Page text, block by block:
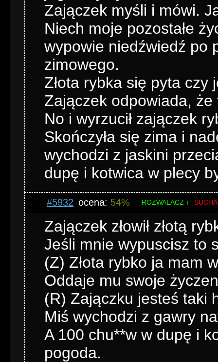
Zajączek myśli i mówi.
Niech moje pozostałe
wypowie niedźwiedź po
zimowego.
Złota rybka się pyta
Zajączek odpowiada, że
No i wyrzucił zajączek
Skończyła się zima i
wychodzi z jaskini
dupę i kotwica w plecy
#5932 ocena: 54% ROZWALACZ ↑
Zajączek złowił złotą
Jeśli mnie wypuscisz to
(Z) Złota rybko ja mam
Oddaje mu swoje
(R) Zajączku jesteś taki
Miś wychodzi z gawry
A 100 chu**w w dupę i
pogoda.